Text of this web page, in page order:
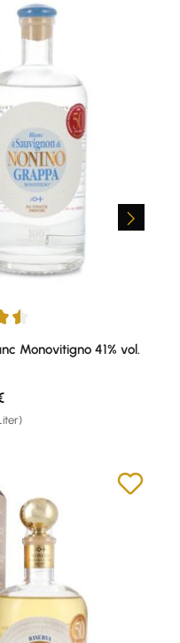
4.6 von 5 Sternen
Monovitigno 41% vol.
Preis: